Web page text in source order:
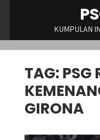
KUMPULAN
TAG: PSG
GIRONA